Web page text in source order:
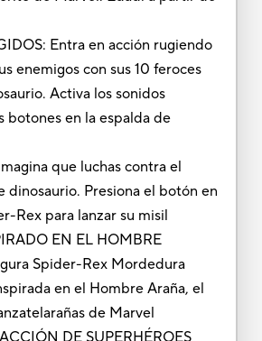
Entra en acción rugiendo
enemigos con sus 10 feroces
Activa los sonidos
botones en la espalda de
que luchas contra el
dinosaurio. Presiona el botón en
Rex para lanzar su misil
EN EL HOMBRE
Spider-Rex Mordedura
en el Hombre Araña, el
de Marvel
DE SUPERHÉROES